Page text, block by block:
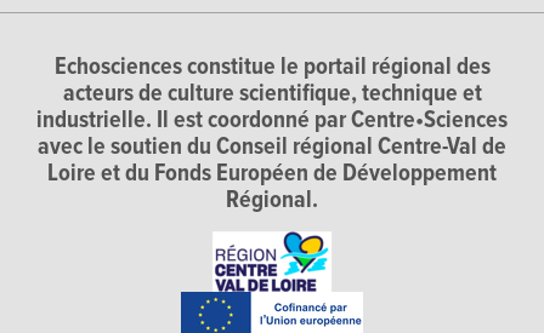
Echosciences constitue le portail régional des
acteurs de culture scientifique, technique et
industrielle. Il est coordonné par Centre•Sciences
avec le soutien du Conseil régional Centre-Val de
Loire et du Fonds Européen de Développement
Régional.